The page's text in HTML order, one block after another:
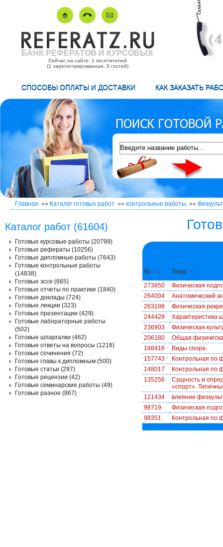
БАНК РЕФЕРАТОВ И КУРСОВЫХ
Сейчас на сайте: 1 посетителей
(1 зарегистрированных, 0 гостей)
СПОСОБЫ ОПЛАТЫ И ДОСТАВКИ КАК ЗАКАЗАТЬ
Главная »» Каталог готовых работ »» контрольные работы »»
№ ↑ ↓ Тема ↑ ↓
273850
Физическая
264004
Анатомический
263198
Физическая
244429
Характеристика
236903
Физическая
206180
Общая
188416
Виды спора.
157743
Контрольная по
148017
Контрольная по
135256
Сущность и
«спорт».
121434
влияние
98719
Физическая
98351
Контрольная по
Каталог работ (61604)
Готовые курсовые работы (20799)
Готовые рефераты (10256)
Готовые дипломные работы (7643)
Готовые контрольные работы
(14838)
Готовые эссе (665)
Готовые отчеты по практике (1840)
Готовые доклады (724)
Готовые лекции (323)
Готовые презентации (429)
Готовые лабораторные работы
(502)
Готовые шпаргалки (462)
Готовые ответы на вопросы (1218)
Готовые сочинения (72)
Готовые главы к дипломным (500)
Готовые статьи (297)
Готовые рецензии (42)
Готовые семинарские работы (49)
Готовые разное (867)